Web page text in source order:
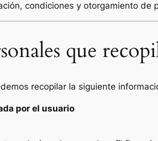
condiciones y otorgamiento
que
recopilar la siguiente
por el usuario